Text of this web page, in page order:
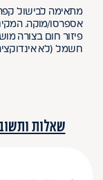
אספרסו/מוקה.
פיזור חום בצורה
חשמל (לא
שאלות